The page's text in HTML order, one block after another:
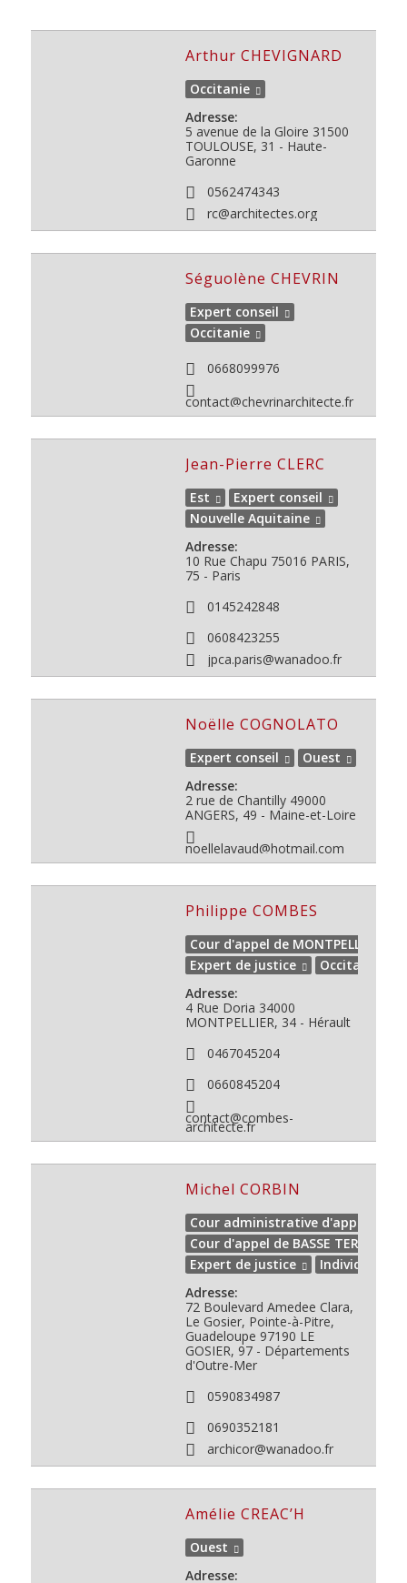
Arthur CHEVIGNARD
Occitanie
Adresse:
5 avenue de la Gloire 31500
TOULOUSE, 31 - Haute-
Garonne
0562474343
rc@architectes.org
Séguolène CHEVRIN
Expert conseil
Occitanie
0668099976
contact@chevrinarchitecte.fr
Jean-Pierre CLERC
Est
Expert conseil
Nouvelle Aquitaine
Adresse:
10 Rue Chapu 75016 PARIS,
75 - Paris
0145242848
0608423255
jpca.paris@wanadoo.fr
Noëlle COGNOLATO
Expert conseil
Ouest
Adresse:
2 rue de Chantilly 49000
ANGERS, 49 - Maine-et-Loire
noellelavaud@hotmail.com
Philippe COMBES
Cour d'appel de MONTPELLIER
Expert de justice
Occitanie
Adresse:
4 Rue Doria 34000
MONTPELLIER, 34 - Hérault
0467045204
0660845204
contact@combes-
architecte.fr
Michel CORBIN
Cour administrative d'appel de
Cour d'appel de BASSE TERRE
Expert de justice
Individuel
Adresse:
72 Boulevard Amedee Clara,
Le Gosier, Pointe-à-Pitre,
Guadeloupe 97190 LE
GOSIER, 97 - Départements
d'Outre-Mer
0590834987
0690352181
archicor@wanadoo.fr
Amélie CREAC’H
Ouest
Adresse: